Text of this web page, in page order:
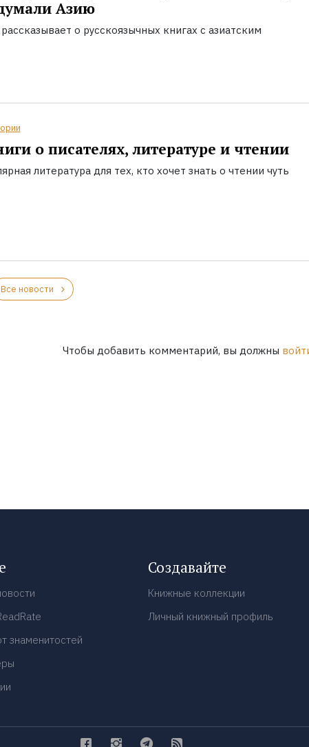
Азию
о русскоязычных книгах с азиатским
о писателях, литературе и чтении
литература для тех, кто хочет знать о чтении чуть
Все новости
Чтобы добавить комментарий, вы должны
знаменитостей
Создавайте
Книжные коллекции
Личный книжный профиль